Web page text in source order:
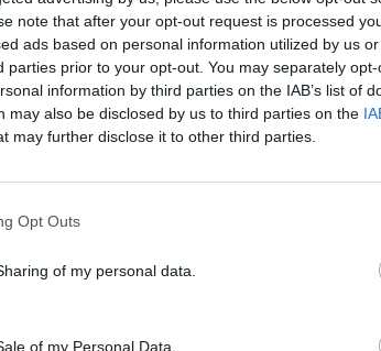
note that after your opt-out request is processed
ads based on personal information utilized by us
parties prior to your opt-out. You may separately
information by third parties on the IAB’s list of
may also be disclosed by us to third parties on the
may further disclose it to other third parties.
Opt Outs
of my personal data.
of my Personal Data.
Fler